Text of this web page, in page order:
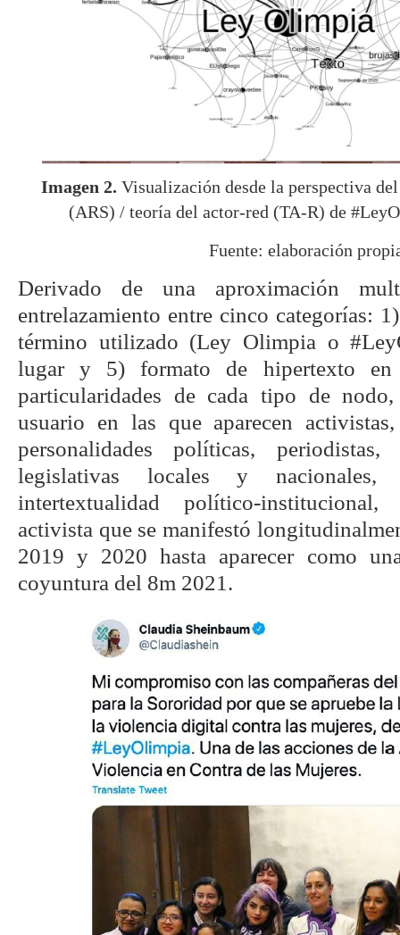
Imagen 2. Visualización desde la perspectiva
(ARS) / teoría del actor-red (TA-R) de
Fuente: elaboración
Derivado de una aproximación
entrelazamiento entre cinco categorías:
término utilizado (Ley Olimpia o
lugar y 5) formato de hipertexto
particularidades de cada tipo de
usuario en las que aparecen
personalidades políticas,
legislativas locales y
intertextualidad político-
activista que se manifestó
2019 y 2020 hasta aparecer como
coyuntura del 8m 2021.